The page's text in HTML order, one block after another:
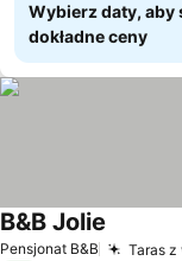
Wybierz daty, aby
dokładne ceny
Pensjonat B&B Taras z
B&B Jolie